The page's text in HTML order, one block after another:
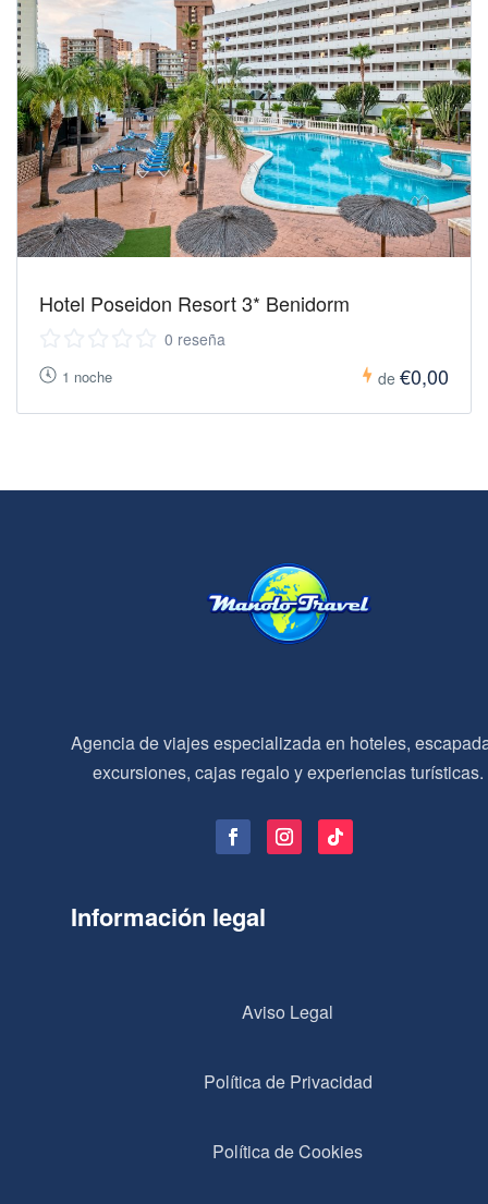
Hotel Poseidon Resort 3* Benidorm
0 reseña
1 noche de €0,00
Agencia de viajes especializada en hoteles,
excursiones, cajas regalo y experiencias turísticas.
Información legal
Aviso Legal
Política de Privacidad
Política de Cookies